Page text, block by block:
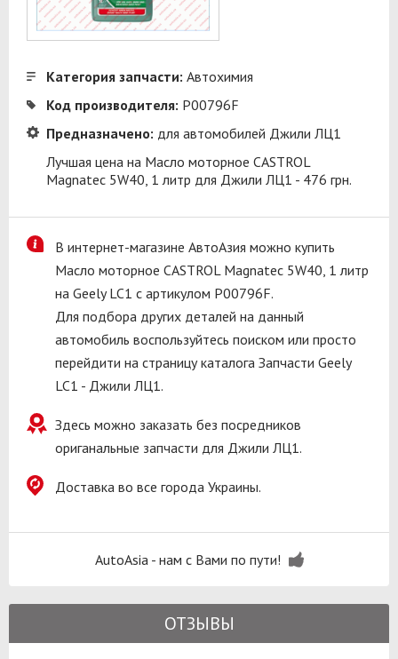
Категория запчасти: Автохимия
Код производителя: P00796F
Предназначено: для автомобилей Джили ЛЦ1
Лучшая цена на Масло моторное CASTROL
Magnatec 5W40, 1 литр для Джили ЛЦ1 - 476 грн.
В интернет-магазине АвтоАзия можно купить
Масло моторное CASTROL Magnatec 5W40, 1 литр
на Geely LC1 с артикулом P00796F.
Для подбора других деталей на данный
автомобиль воспользуйтесь поиском или просто
перейдити на страницу каталога Запчасти Geely
LC1 - Джили ЛЦ1.
Здесь можно заказать без посредников
ориганальные запчасти для Джили ЛЦ1.
Доставка во все города Украины.
AutoAsia - нам с Вами по пути!
ОТЗЫВЫ